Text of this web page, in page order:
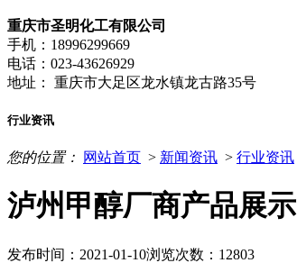
重庆市圣明化工有限公司
手机：18996299669
电话：023-43626929
地址： 重庆市大足区龙水镇龙古路35号
行业资讯
您的位置： 网站首页 > 新闻资讯 > 行业资讯
泸州甲醇厂商产品展示
发布时间：2021-01-10浏览次数：12803